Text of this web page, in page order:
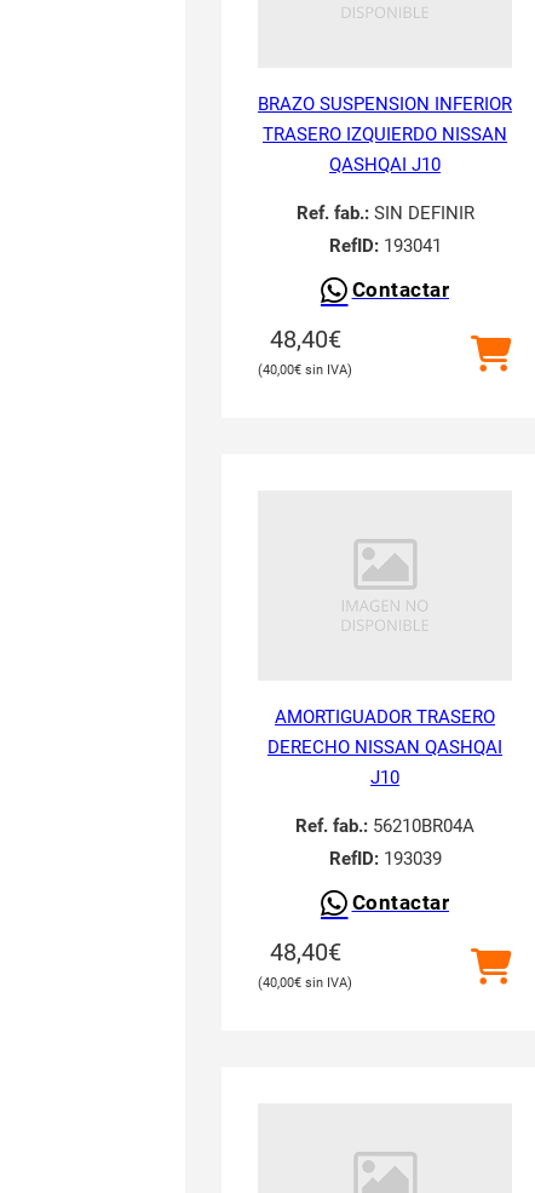
BRAZO SUSPENSION INFERIOR
TRASERO IZQUIERDO NISSAN
QASHQAI J10
Ref. fab.:SIN DEFINIR
RefID:193041
Contactar
48,40€
40,00€
AMORTIGUADOR TRASERO
DERECHO NISSAN QASHQAI
J10
Ref. fab.: 56210BR04A
RefID:193039
Contactar
48,40€
40,00€